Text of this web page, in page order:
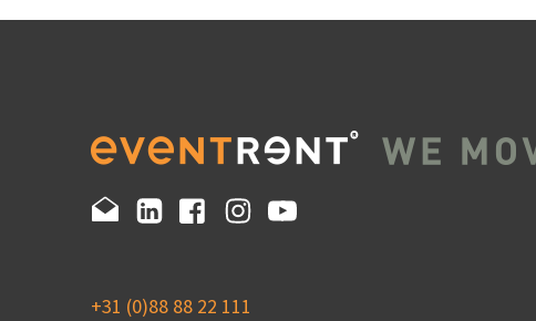
+31 (0)88 88 22 111